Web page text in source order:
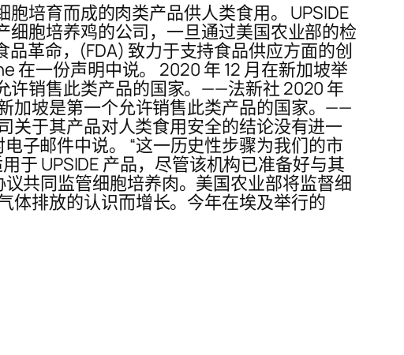
培育而成的肉类产品供人类食用。 UPSIDE
胞培养鸡的公司，一旦通过美国农业部的检
革命，(FDA) 致力于支持食品供应方面的创
在一份声明中说。 2020 年 12 月在新加坡举
许销售此类产品的国家。——法新社 2020 年
加坡是第一个允许销售此类产品的国家。——
关于其产品对人类食用安全的结论没有进一
子邮件中说。 “这一历史性步骤为我们的市
于 UPSIDE 产品，尽管该机构已准备好与其
共同监管细胞培养肉。美国农业部将监督细
体排放的认识而增长。今年在埃及举行的